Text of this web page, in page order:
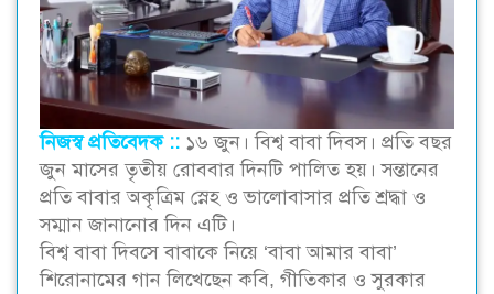
নিজস্ব প্রতিবেদক :: ১৬ জুন। বিশ্ব বাবা দিবস। প্রতি বছর
জুন মাসের তৃতীয় রোববার দিনটি পালিত হয়। সন্তানের
প্রতি বাবার অকৃত্রিম স্নেহ ও ভালোবাসার প্রতি শ্রদ্ধা ও
সম্মান জানানোর দিন এটি।
বিশ্ব বাবা দিবসে বাবাকে নিয়ে ‘বাবা আমার বাবা’
শিরোনামের গান লিখেছেন কবি, গীতিকার ও সুরকার